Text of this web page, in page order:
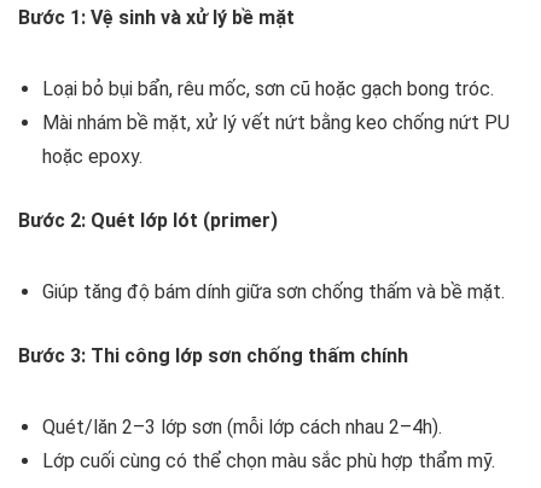
Bước 1: Vệ sinh và xử lý bề mặt
Loại bỏ bụi bẩn, rêu mốc, sơn cũ hoặc gạch bong tróc.
Mài nhám bề mặt, xử lý vết nứt bằng keo chống nứt PU
hoặc epoxy.
Bước 2: Quét lớp lót (primer)
Giúp tăng độ bám dính giữa sơn chống thấm và bề mặt.
Bước 3: Thi công lớp sơn chống thấm chính
Quét/lăn 2–3 lớp sơn (mỗi lớp cách nhau 2–4h).
Lớp cuối cùng có thể chọn màu sắc phù hợp thẩm mỹ.